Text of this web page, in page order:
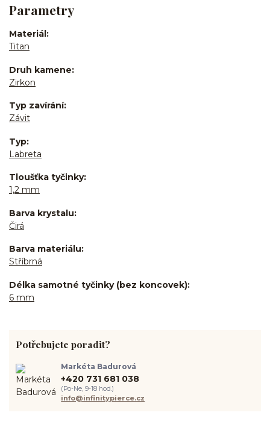
Parametry
Materiál
Titan
Druh kamene
Zirkon
Typ zavírání
Závit
Typ
Labreta
Tloušťka tyčinky
1,2 mm
Barva krystalu
Čirá
Barva materiálu
Stříbrná
Délka samotné tyčinky (bez koncovek)
6 mm
Potřebujete poradit?
Markéta Badurová
+420 731 681 038
(Po-Ne, 9-18 hod.)
info@infinitypierce.cz